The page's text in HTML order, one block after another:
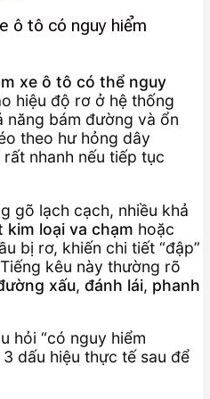
ô tô có nguy hiểm
xe ô tô có thể nguy
hiệu độ rơ ở hệ thống
năng bám đường và ổn
theo hư hỏng dây
rất nhanh nếu tiếp tục
gõ lạch cạch, nhiều khả
kim loại va chạm hoặc
bị rơ, khiến chi tiết “đập”
kêu này thường rõ
xấu, đánh lái, phanh
hỏi “có nguy hiểm
dấu hiệu thực tế sau để